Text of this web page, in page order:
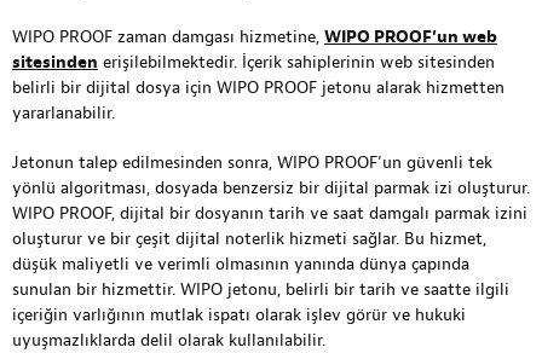
WIPO PROOF zaman damgası hizmetine, WIPO PROOF’un web
sitesinden erişilebilmektedir. İçerik sahiplerinin web sitesinden
belirli bir dijital dosya için WIPO PROOF jetonu alarak hizmetten
yararlanabilir.
Jetonun talep edilmesinden sonra, WIPO PROOF’un güvenli tek
yönlü algoritması, dosyada benzersiz bir dijital parmak izi oluşturur.
WIPO PROOF, dijital bir dosyanın tarih ve saat damgalı parmak izini
oluşturur ve bir çeşit dijital noterlik hizmeti sağlar. Bu hizmet,
düşük maliyetli ve verimli olmasının yanında dünya çapında
sunulan bir hizmettir. WIPO jetonu, belirli bir tarih ve saatte ilgili
içeriğin varlığının mutlak ispatı olarak işlev görür ve hukuki
uyuşmazlıklarda delil olarak kullanılabilir.